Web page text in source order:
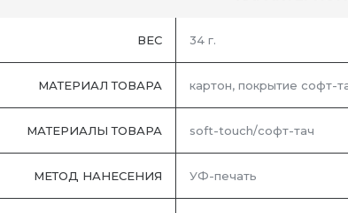
ВЕС 34 г.
МАТЕРИАЛ ТОВАРА картон, покрытие софт-
МАТЕРИАЛЫ ТОВАРА soft-touch/софт-тач
МЕТОД НАНЕСЕНИЯ УФ-печать